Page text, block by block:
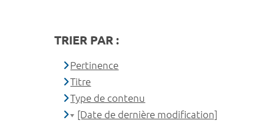
TRIER PAR :
Pertinence
Titre
Type de contenu
[Date de dernière modification]